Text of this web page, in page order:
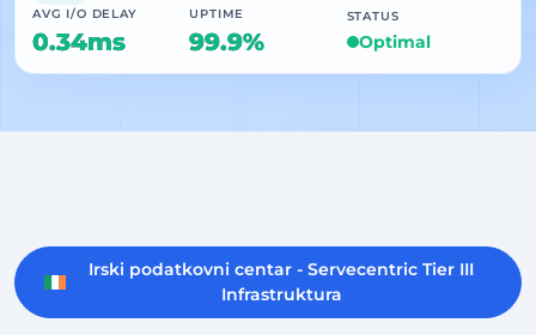
AVG I/O DELAY
0.34ms
UPTIME
99.9%
STATUS
Optimal
Irski podatkovni centar - Servecentric Tier III
Infrastruktura